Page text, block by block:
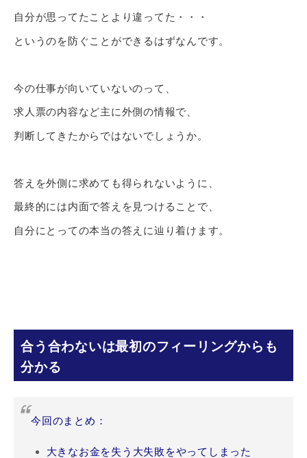
自分が思ってたことより違ってた・・・
というのを防ぐことができるはずなんです。
今の仕事が向いていないのって、
求人票の内容など主に外側の情報で、
判断してきたからではないでしょうか。
答えを外側に求めても得られないように、
最終的には内面で答えを見つけることで、
自分にとっての本当の答えに辿り着けます。
合う合わないは最初のフィーリングからも
分かる
今回のまとめ：
大きなお金を失う大失敗をやってしまった